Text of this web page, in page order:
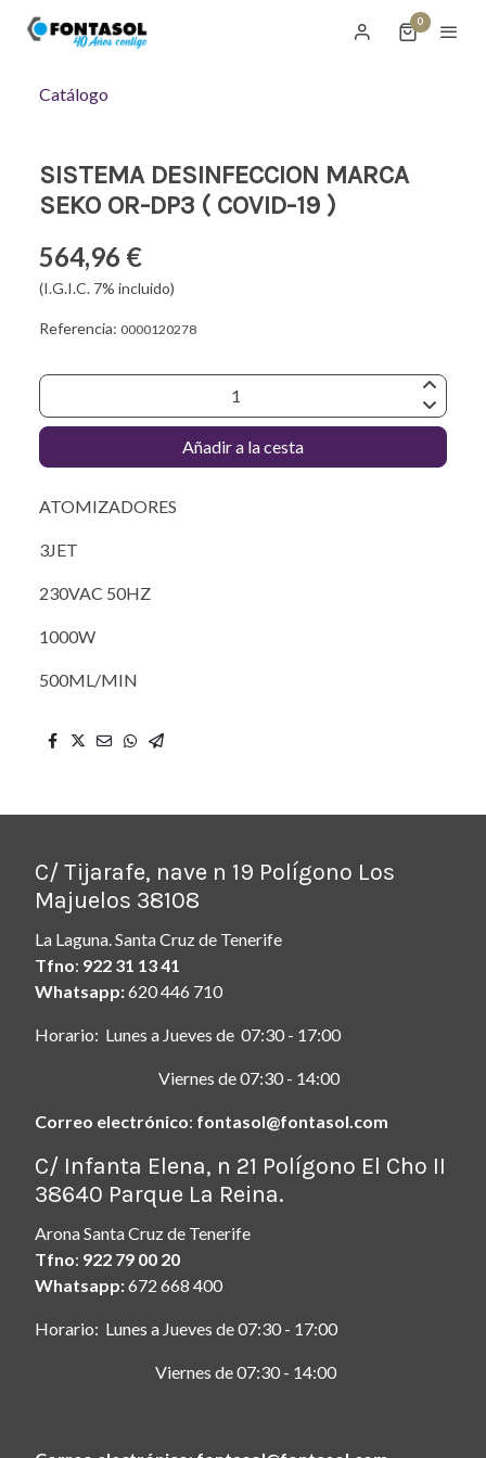
0
Catálogo
SISTEMA DESINFECCION MARCA
SEKO OR-DP3 ( COVID-19 )
564,96 €
(I.G.I.C. 7% incluido)
Referencia: 0000120278
Añadir a la cesta
ATOMIZADORES
3JET
230VAC 50HZ
1000W
500ML/MIN
C/ Tijarafe, nave n 19 Polígono Los
Majuelos 38108
La Laguna. Santa Cruz de Tenerife
Tfno: 922 31 13 41
Whatsapp:620 446 710
Horario: Lunes a Jueves de 07:30 - 17:00
Viernes de 07:30 - 14:00
Correo electrónico: fontasol@fontasol.com
C/ Infanta Elena, n 21 Polígono El Cho II
38640 Parque La Reina.
Arona Santa Cruz de Tenerife
Tfno: 922 79 00 20
Whatsapp:672 668 400
Horario: Lunes a Jueves de 07:30 - 17:00
Viernes de 07:30 - 14:00